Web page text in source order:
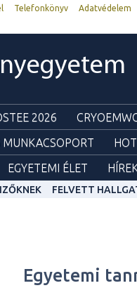
Telefonkönyv
Adatvédelem
2026
MUNKACSOPORT
EGYETEMI ÉLET
FELVETT
Egyetemi